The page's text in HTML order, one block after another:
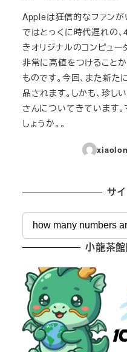
Appleは狂信的なファンが
ではとっくに時代遅れの
きオリジナルのコンピュー
非常に高値をつけること
ものです。今回、また新た
品されます。しかも、珍し
さんについてきています
しょうか。。
サ
索
小龍茶